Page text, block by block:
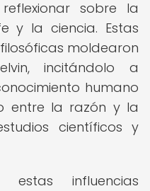
sobre la
y la ciencia. Estas
moldearon
incitándolo a
humano
entre la razón y la
científicos y
influencias